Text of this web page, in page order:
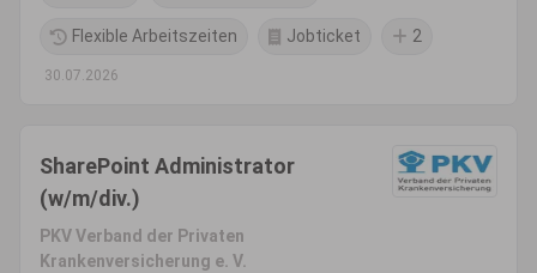
Flexible Arbeitszeiten Jobticket 2
30.07.2026
SharePoint Administrator
(w/m/div.)
PKV Verband der Privaten
Krankenversicherung e. V.